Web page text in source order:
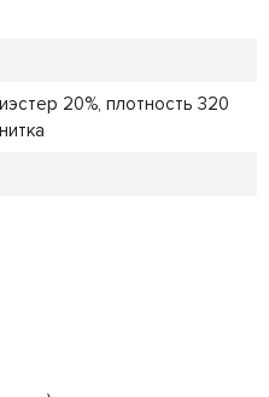
20%, плотность 320